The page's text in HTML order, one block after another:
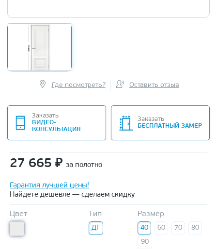
Где посмотреть? Оставить отзыв
Заказать
ВИДЕО-
КОНСУЛЬТАЦИЯ
Заказать
БЕСПЛАТНЫЙ ЗАМЕР
27 665 ₽ за полотно
Гарантия лучшей цены!
Найдете дешевле — сделаем скидку
Цвет Тип
ДГ
Размер
40 60 70
80
90